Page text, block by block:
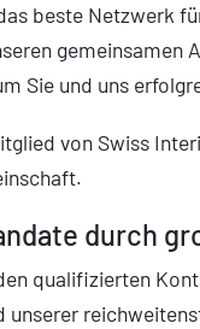
beste Netzwerk
gemeinsamen
Sie und uns
von Swiss
durch
qualifizierten
unserer